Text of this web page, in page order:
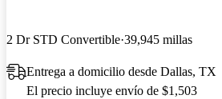
2 Dr STD Convertible 39,945 millas
Entrega a domicilio desde Dallas, TX
El precio incluye envío de $1,503